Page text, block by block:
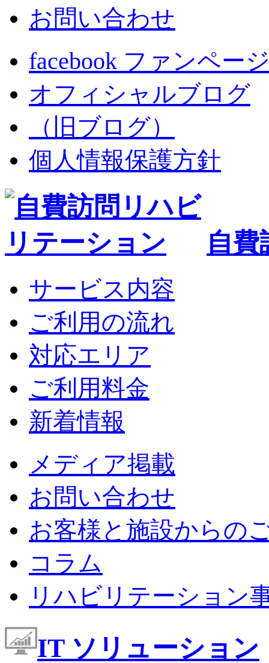
お問い合わせ
facebook ファンペー
オフィシャルブログ
（旧ブログ）
個人情報保護方針
自
サービス内容
ご利用の流れ
対応エリア
ご利用料金
新着情報
メディア掲載
お問い合わせ
お客様と施設からの
コラム
リハビリテーション
IT ソリューション